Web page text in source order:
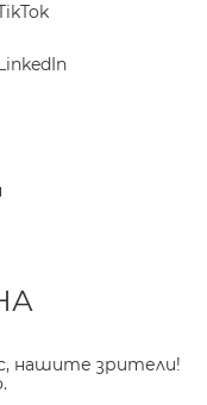
нашите зрители!